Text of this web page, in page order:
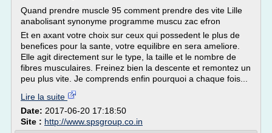
Quand prendre muscle 95 comment prendre des vite Lille
anabolisant synonyme programme muscu zac efron
Et en axant votre choix sur ceux qui possedent le plus de
benefices pour la sante, votre equilibre en sera ameliore.
Elle agit directement sur le type, la taille et le nombre de
fibres musculaires. Freinez bien la descente et remontez un
peu plus vite. Je comprends enfin pourquoi a chaque fois...
Lire la suite
Date: 2017-06-20 17:18:50
Site : http://www.spsgroup.co.in